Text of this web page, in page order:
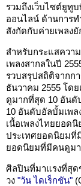
รวมถึงเว็บไซต์ยูทู
ออนไลน์ ด้านการท
สังกัดกับค่ายเพลง
สำหรับกระแสควา
เพลงสากลในปี
รวบสรุปสถิติจากก
ธันวาคม 2555 โด
ดูมากที่สุด 10 อัน
10 อันดับอัลบั้มเพ
เนื้อเพลงไทยยอด
ประเทศยอดนิยมที่
ยอดนิยมที่มีคนดูมา
ศิลปินที่มาแรงที่สุด
วง "วัน ไดเร็กชัน"